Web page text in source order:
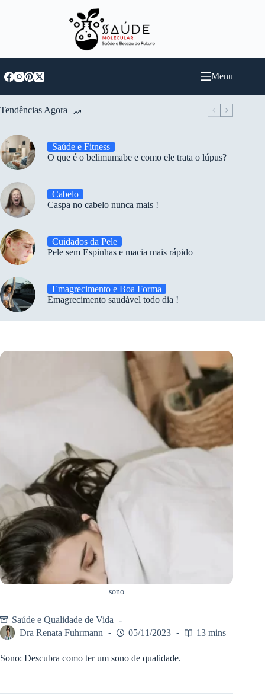
Menu
Tendências Agora
Saúde e Fitness
O que é o belimumabe e como ele trata o lúpus?
Cabelo
Caspa no cabelo nunca mais !
Cuidados da Pele
Pele sem Espinhas e macia mais rápido
Emagrecimento e Boa Forma
Emagrecimento saudável todo dia !
sono
Saúde e Qualidade de Vida
Dra Renata Fuhrmann
05/11/2023 13 mins
Sono: Descubra como ter um sono de qualidade.